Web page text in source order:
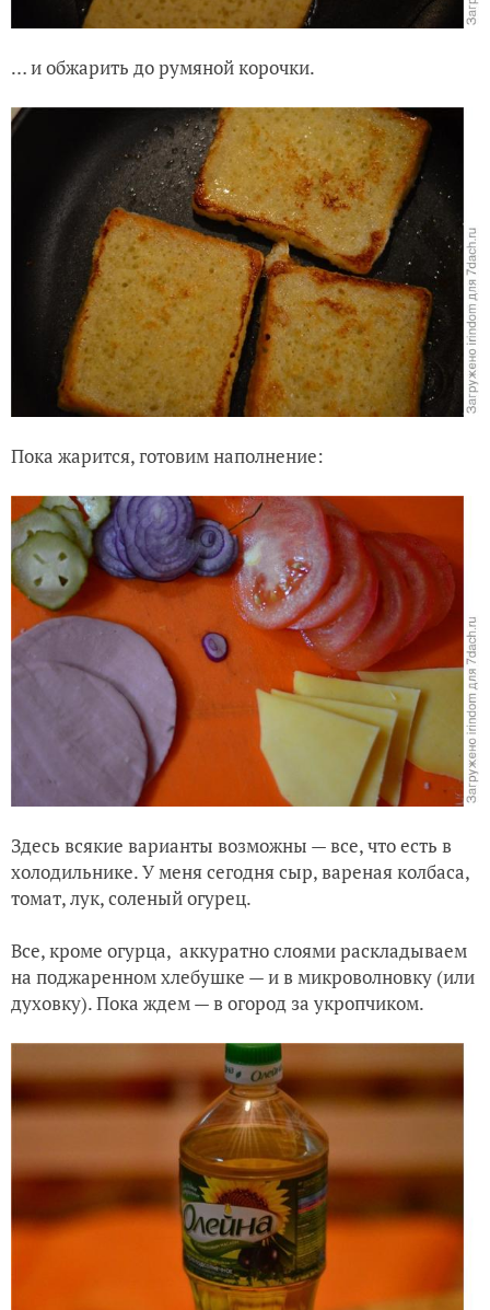
… и обжарить до румяной корочки.
Пока жарится, готовим наполнение:
Здесь всякие варианты возможны — все, что есть в
холодильнике. У меня сегодня сыр, вареная колбаса,
томат, лук, соленый огурец.
Все, кроме огурца, аккуратно слоями раскладываем
на поджаренном хлебушке — и в микроволновку (или
духовку). Пока ждем — в огород за укропчиком.